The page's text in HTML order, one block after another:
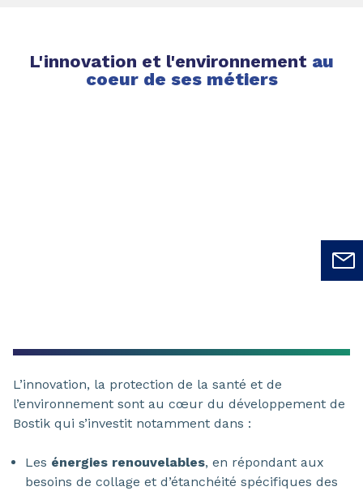
L'innovation et l'environnement au
coeur de ses métiers
L’innovation, la protection de la santé et de
l’environnement sont au cœur du développement de
Bostik qui s’investit notamment dans :
Les énergies renouvelables, en répondant aux
besoins de collage et d’étanchéité spécifiques des